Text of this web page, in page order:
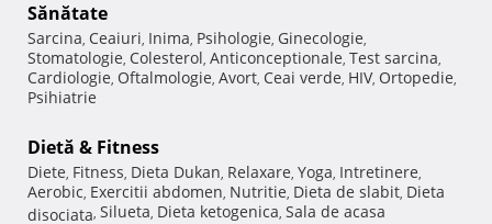
Sănătate
Sarcina, Ceaiuri, Inima, Psihologie, Ginecologie,
Stomatologie, Colesterol, Anticonceptionale, Test sarcina,
Cardiologie, Oftalmologie, Avort, Ceai verde, HIV, Ortopedie,
Psihiatrie
Dietă & Fitness
Diete, Fitness, Dieta Dukan, Relaxare, Yoga, Intretinere,
Aerobic, Exercitii abdomen, Nutritie, Dieta de slabit, Dieta
disociata, Silueta, Dieta ketogenica, Sala de acasa